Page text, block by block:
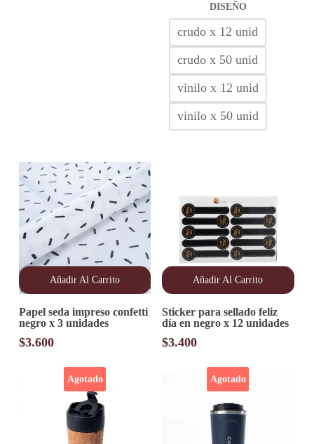
pueden
elegir
en
página
desde
$7.200
hasta
$17.800
DISEÑO
crudo x 12 unid
crudo x 50 unid
vinilo x 12 unid
vinilo x 50 unid
Añadir Al Carrito
Papel seda impreso confetti
negro x 3 unidades
$3.600
Añadir Al Carrito
Sticker para sellado feliz
día en negro x 12 unidades
$3.400
Agotado Agotado